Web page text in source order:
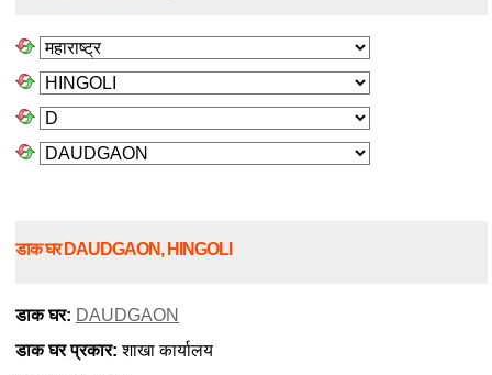
डाक घर DAUDGAON, HINGOLI
डाक घर: DAUDGAON
डाक घर प्रकार: शाखा कार्यालय